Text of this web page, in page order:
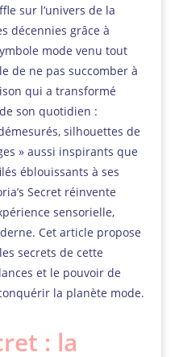
sur l’univers de la
décennies grâce à
mode venu tout
de ne pas succomber à
qui a transformé
son quotidien :
silhouettes de
» aussi inspirants que
éblouissants à ses
Secret réinvente
sensorielle,
Cet article propose
secrets de cette
et le pouvoir de
la planète mode.
: la